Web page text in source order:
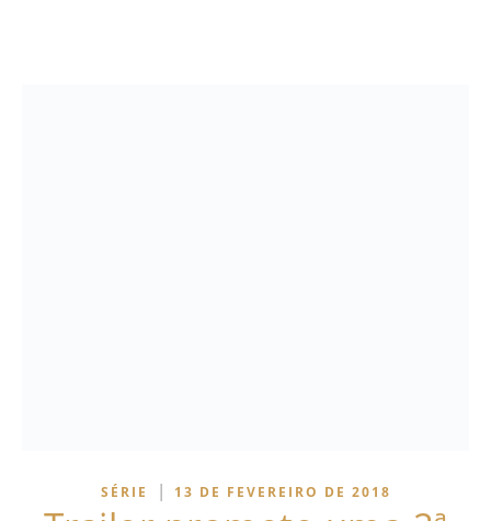
SÉRIE | 13 DE FEVEREIRO DE 2018